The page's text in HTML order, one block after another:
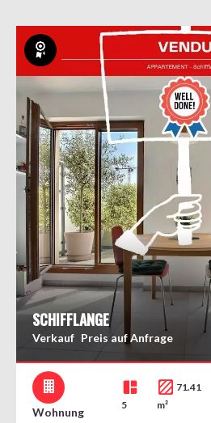
Exklusiv
SCHIFFLANGE
Verkauf Preis auf Anfrage
Wohnung
5
71.41
m²